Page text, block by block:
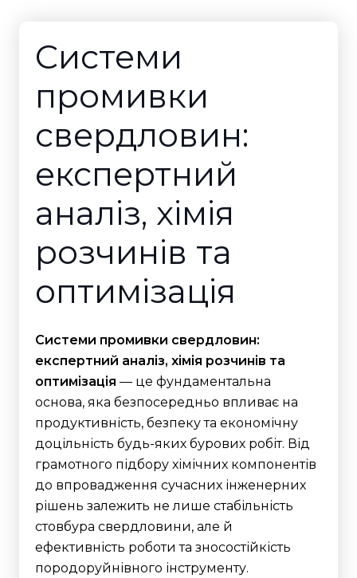
Системи
промивки
свердловин:
експертний
аналіз, хімія
розчинів та
оптимізація
Системи промивки свердловин:
експертний аналіз, хімія розчинів та
оптимізація — це фундаментальна
основа, яка безпосередньо впливає на
продуктивність, безпеку та економічну
доцільність будь-яких бурових робіт. Від
грамотного підбору хімічних компонентів
до впровадження сучасних інженерних
рішень залежить не лише стабільність
стовбура свердловини, але й
ефективність роботи та зносостійкість
породоруйнівного інструменту.